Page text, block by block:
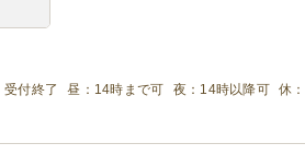
5本/伊藤園 お～いお茶 缶 340ml 10本/サン
レンジ)
受付終了 14時まで可 14時以降可